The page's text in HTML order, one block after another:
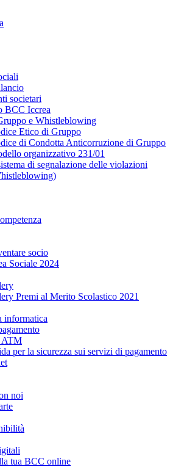
societari
BCC Iccrea
e Whistleblowing
Etico di Gruppo
di Condotta Anticorruzione di Gruppo
organizzativo 231/01
di segnalazione delle violazioni
socio
Sociale 2024
Premi al Merito Scolastico 2021
informatica
ATM
per la sicurezza sui servizi di pagamento
noi
tua BCC online